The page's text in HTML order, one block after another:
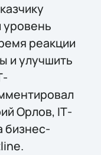
уровень
реакции
и улучшить
Орлов, IТ-
бизнес-